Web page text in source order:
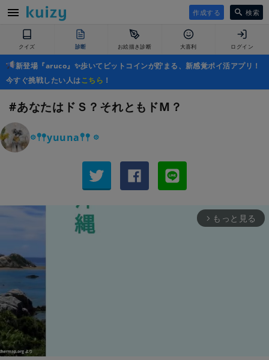
作成する 検索
クイズ 診断 お絵描き診断 大喜利 ログイン
新登場『aruco』✨歩いてビットコインが貯まる、新感覚ポイ活アプリ！
今すぐ挑戦したい人はこちら ！
#あなたはドＳ？それともドM？
𖡼𖤣𖤥yuuna𖤣𖤥 𖡼
arrow_forward_ios もっと見る